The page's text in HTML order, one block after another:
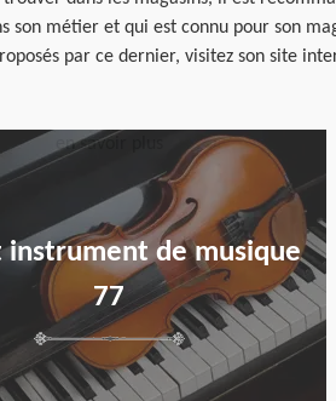
métier et qui est connu pour son
par ce dernier, visitez son site
instrument de musique
77
en savoir plus